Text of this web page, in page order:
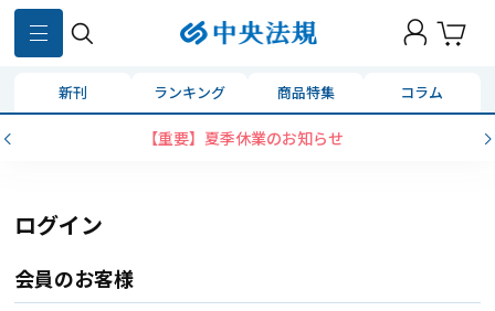
新刊 ランキング 商品特集 コラム
【重要】夏季休業のお知らせ
ログイン
会員のお客様